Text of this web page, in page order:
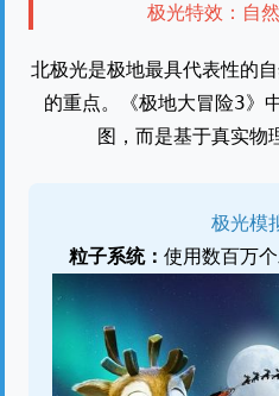
极光特效：自
北极光是极地最具代表性的
的重点。《极地大冒险3》
图，而是基于真实物
极光模
粒子系统： 使用数百万